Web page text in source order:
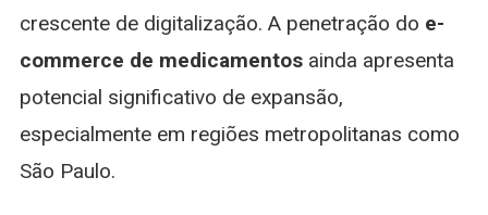
crescente de digitalização. A penetração do e-
commerce de medicamentosainda apresenta
potencial significativo de expansão,
especialmente em regiões metropolitanas como
São Paulo.